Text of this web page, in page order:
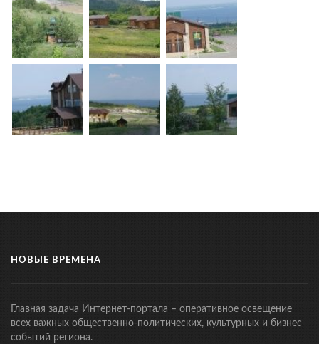
НОВЫЕ ВРЕМЕНА
Главная задача Интернет-портала – оперативное освещение
всех важных общественно-политических, культурных и бизнес
событий региона.